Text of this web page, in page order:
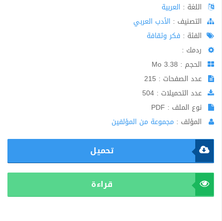
اللغة : العربية
اﻟﺘﺼﻨﻴﻒ : الأدب العربي
الفئة : فكر وثقافة
ردمك :
الحجم : 3.38 Mo
عدد الصفحات : 215
عدد التحميلات : 504
نوع الملف : PDF
المؤلف : مجموعة من المؤلفين
تحميل
قراءة